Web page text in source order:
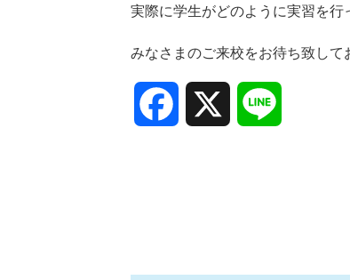
実際に学生がどのように実習を行
みなさまのご来校をお待ち致して
Facebook